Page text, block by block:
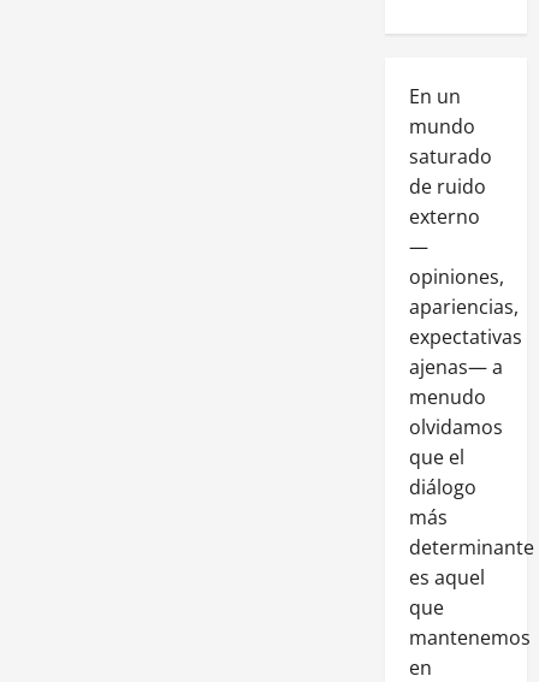
En un
mundo
saturado
de ruido
externo
—
opiniones,
apariencias,
expectativas
ajenas— a
menudo
olvidamos
que el
diálogo
más
determinante
es aquel
que
mantenemos
en